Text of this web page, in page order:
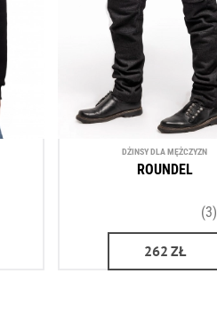
DŻINSY DLA MĘŻCZYZN
ROUNDEL
(3)
262 ZŁ